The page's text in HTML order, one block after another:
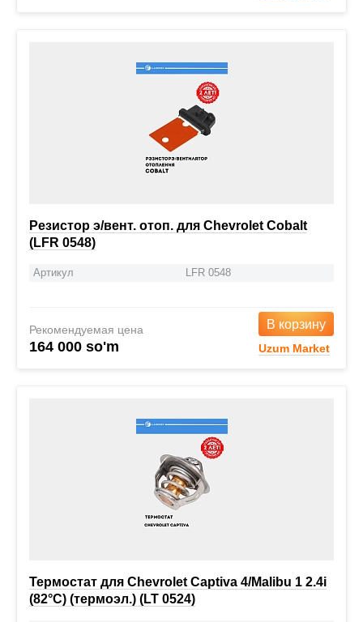
Резистор э/вент. отоп. для Chevrolet Cobalt
(LFR 0548)
Артикул LFR 0548
Рекомендуемая цена
164 000 so'm
В корзину
Uzum Market
Термостат для Chevrolet Captiva 4/Malibu 1 2.4i
(82°С) (термоэл.) (LT 0524)